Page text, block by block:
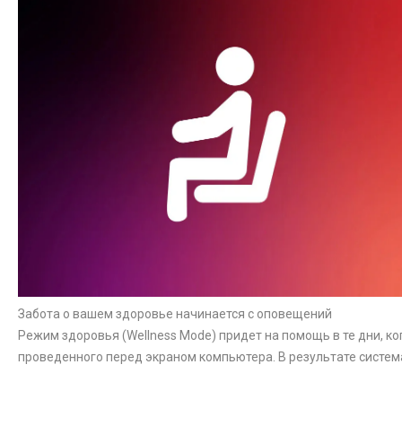
Забота о вашем здоровье начинается с оповещений
Режим здоровья (Wellness Mode) придет на помощь в те дни,
проведенного перед экраном компьютера. В результате